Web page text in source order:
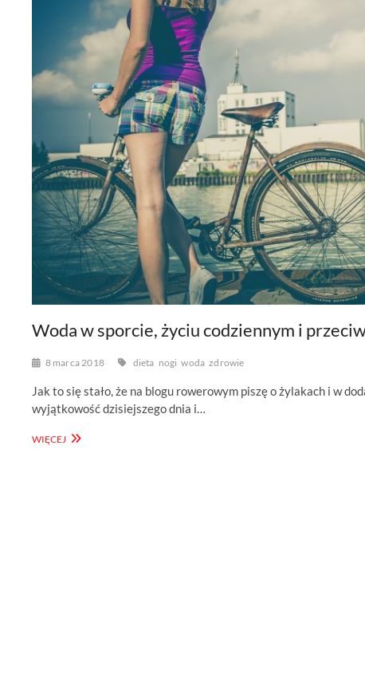
Woda w sporcie, życiu codziennym i
8 marca 2018 dieta nogi woda zdrowie
Jak to się stało, że na blogu rowerowym piszę o żylakach i w
wyjątkowość dzisiejszego dnia i…
WIĘCEJWODA